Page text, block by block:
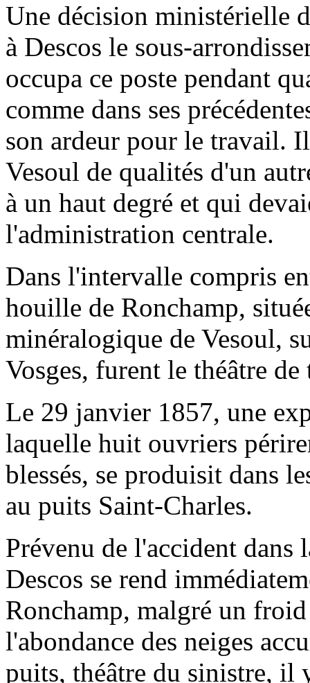
Une décision ministérielle
à Descos le sous-
occupa ce poste pendant
comme dans ses
son ardeur pour le travail.
Vesoul de qualités d'un
à un haut degré et qui
l'administration centrale.
Dans l'intervalle compris
houille de Ronchamp,
minéralogique de Vesoul,
Vosges, furent le théâtre
Le 29 janvier 1857, une
laquelle huit ouvriers
blessés, se produisit dans
au puits Saint-Charles.
Prévenu de l'accident
Descos se rend
Ronchamp, malgré un
l'abondance des neiges
puits, théâtre du sinistre, il